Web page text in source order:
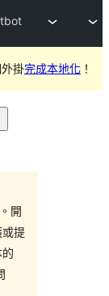
掛完成本地化 ！
。開
提